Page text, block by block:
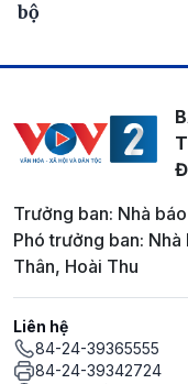
bộ
Trưởng ban: Nhà
Phó trưởng ban:
Thân, Hoài Thu
Liên hệ
84-24-39365555
84-24-39342724